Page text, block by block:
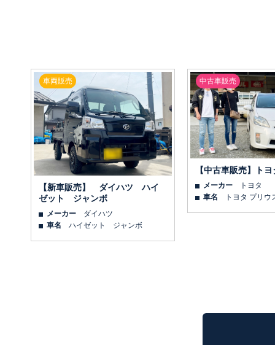
車両販売
【新車販売】 ダイハツ ハイ
ゼット ジャンボ
メーカー
ダイハツ
車名
ハイゼット ジャンボ
中古車販売
【中古車販売】ト
メーカー
トヨタ
車名
トヨタ プリウ